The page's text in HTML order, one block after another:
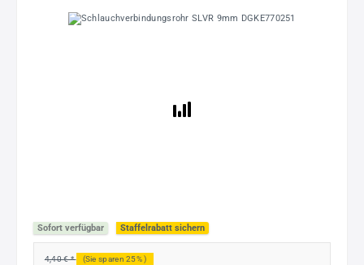
Bildergalerie überspringen
Sofort verfügbar Staffelrabatt sichern
4,40 € * (Sie sparen 25% )